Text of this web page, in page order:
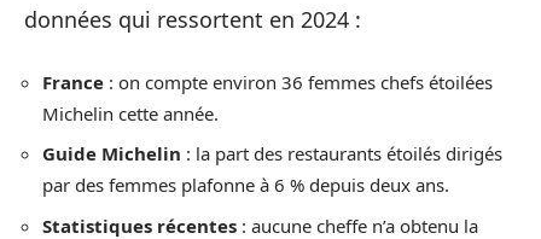
données qui ressortent en 2024 :
France : on compte environ 36 femmes chefs étoilées
Michelin cette année.
Guide Michelin : la part des restaurants étoilés dirigés
par des femmes plafonne à 6 % depuis deux ans.
Statistiques récentes : aucune cheffe n’a obtenu la